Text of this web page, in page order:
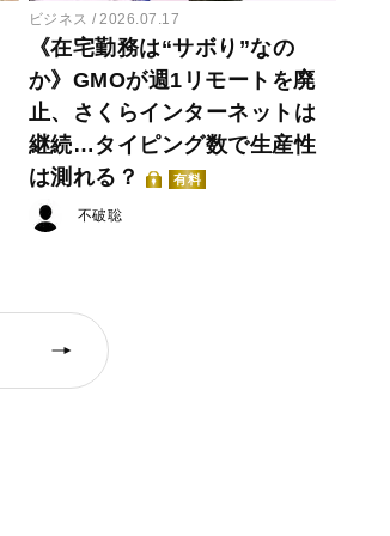
ビジネス 2026.07.17
《在宅勤務は“サボり”なの
か》GMOが週1リモートを廃
止、さくらインターネットは
継続…タイピング数で生産性
は測れる？
有料
不破聡